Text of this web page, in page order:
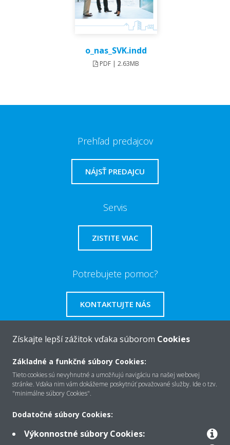
o_nas_SVK.indd
PDF | 2.63MB
Prehľad predajcov
NÁJSŤ PREDAJCU
Servis
ZISTITE VIAC
Potrebujete pomoc?
KONTAKTUJTE NÁS
O Daikin
Získajte lepší zážitok vďaka súborom Cookies
Základné a funkčné súbory Cookies:
Tieto cookies sú nevyhnutné a umožňujú navigáciu na našej webovej
stránke. Vďaka nim vám dokážeme poskytnúť považované služby. Ide o tzv.
"minimálne súbory Cookies".
Dodatočné súbory Cookies:
Výkonnostné súbory Cookies: